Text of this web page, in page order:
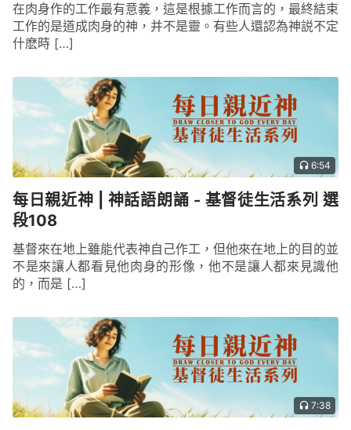
在肉身作的工作最有意義，這是根據工作而言的，最終結束
工作的是道成肉身的神，并不是靈。有些人還認為神説不定
什麽時 […]
6:54
每日親近神 | 神話語朗誦 - 基督徒生活系列 選
段108
基督來在地上雖能代表神自己作工，但他來在地上的目的並
不是來讓人都看見他肉身的形像，他不是讓人都來見識他
的，而是 […]
7:38